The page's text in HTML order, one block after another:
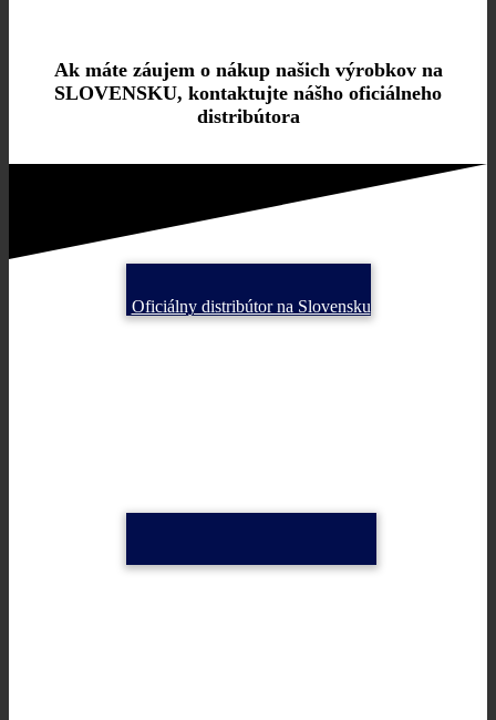
Ak máte záujem o nákup našich výrobkov na
SLOVENSKU, kontaktujte nášho oficiálneho
distribútora
Oficiálny distribútor na Slovensku